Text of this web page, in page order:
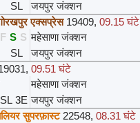
SL जयपुर जंक्शन
एक्सप्रेस 19409,09.15 घंटे
F S S महेसाणा जंक्शन
SL जयपुर जंक्शन
,09.51 घंटे
महेसाणा जंक्शन
SL 3E जयपुर जंक्शन
सुपरफ़ास्ट 22548,08.31 घंटे